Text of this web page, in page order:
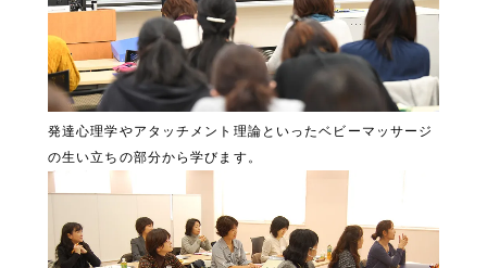
発達心理学やアタッチメント理論といったベビーマッサージ
の生い立ちの部分から学びます。